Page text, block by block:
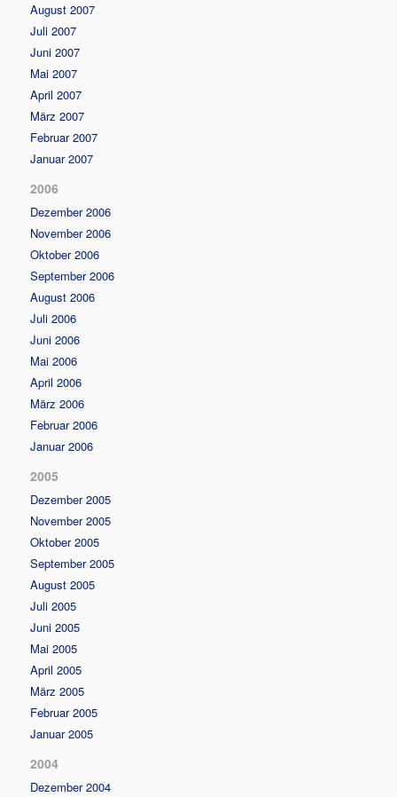
August 2007
Juli 2007
Juni 2007
Mai 2007
April 2007
März 2007
Februar 2007
Januar 2007
2006
Dezember 2006
November 2006
Oktober 2006
September 2006
August 2006
Juli 2006
Juni 2006
Mai 2006
April 2006
März 2006
Februar 2006
Januar 2006
2005
Dezember 2005
November 2005
Oktober 2005
September 2005
August 2005
Juli 2005
Juni 2005
Mai 2005
April 2005
März 2005
Februar 2005
Januar 2005
2004
Dezember 2004